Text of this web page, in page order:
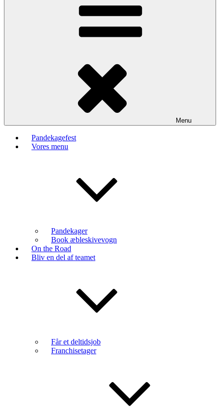
Menu
Pandekagefest
Vores menu
Pandekager
Book æbleskivevogn
On the Road
Bliv en del af teamet
Får et deltidsjob
Franchisetager